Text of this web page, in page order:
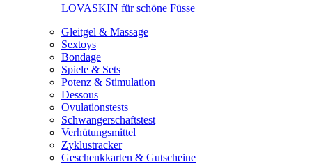
LOVASKIN für schöne Füsse
Gleitgel & Massage
Sextoys
Bondage
Spiele & Sets
Potenz & Stimulation
Dessous
Ovulationstests
Schwangerschaftstest
Verhütungsmittel
Zyklustracker
Geschenkkarten & Gutscheine